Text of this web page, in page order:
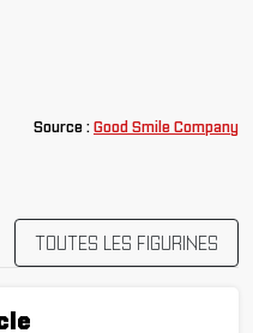
Source :Good Smile Company
TOUTES LES FIGURINES